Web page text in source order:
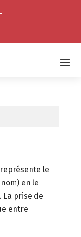
le
en le
La prise de
entre